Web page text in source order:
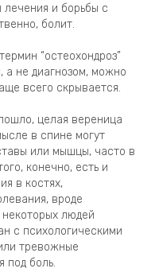
и борьбы с
болит.
“остеохондроз”
а не диагнозом, можно
всего скрывается.
целая вереница
в спине могут
или мышцы, часто в
конечно, есть и
в костях,
вроде
некоторых людей
с психологическими
тревожные
под боль.